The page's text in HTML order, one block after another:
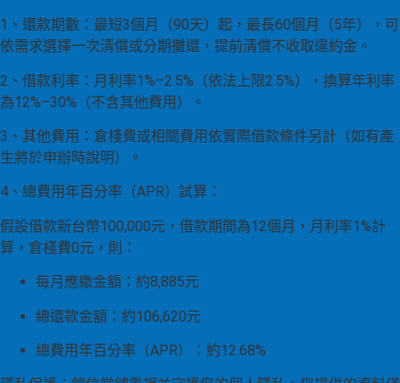
1、還款期數：最短3個月（90天）起，最長60個月（5年），可
依需求選擇一次清償或分期攤還，提前清償不收取違約金。
2、借款利率：月利率1%–2.5%（依法上限2.5%），換算年利率
為12%–30%（不含其他費用）。
3、其他費用：倉棧費或相關費用依實際借款條件另計（如有產
生將於申辦時說明）。
4、總費用年百分率（APR）試算：
假設借款新台幣100,000元，借款期間為12個月，月利率1%計
算，倉棧費0元，則：
每月應繳金額：約8,885元
總還款金額：約106,620元
總費用年百分率（APR）：約12.68%